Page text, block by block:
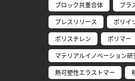
ブロック共重合体
プラ
プレスリリース
ポリイ
ポリスチレン
ポリマー
マテリアルイノベーション研
熱可塑性エラストマー